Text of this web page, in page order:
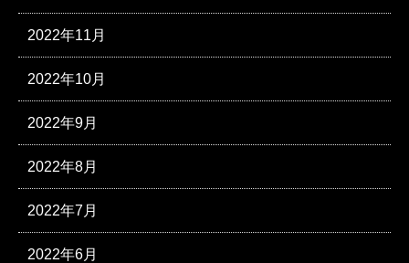
2022年11月
2022年10月
2022年9月
2022年8月
2022年7月
2022年6月